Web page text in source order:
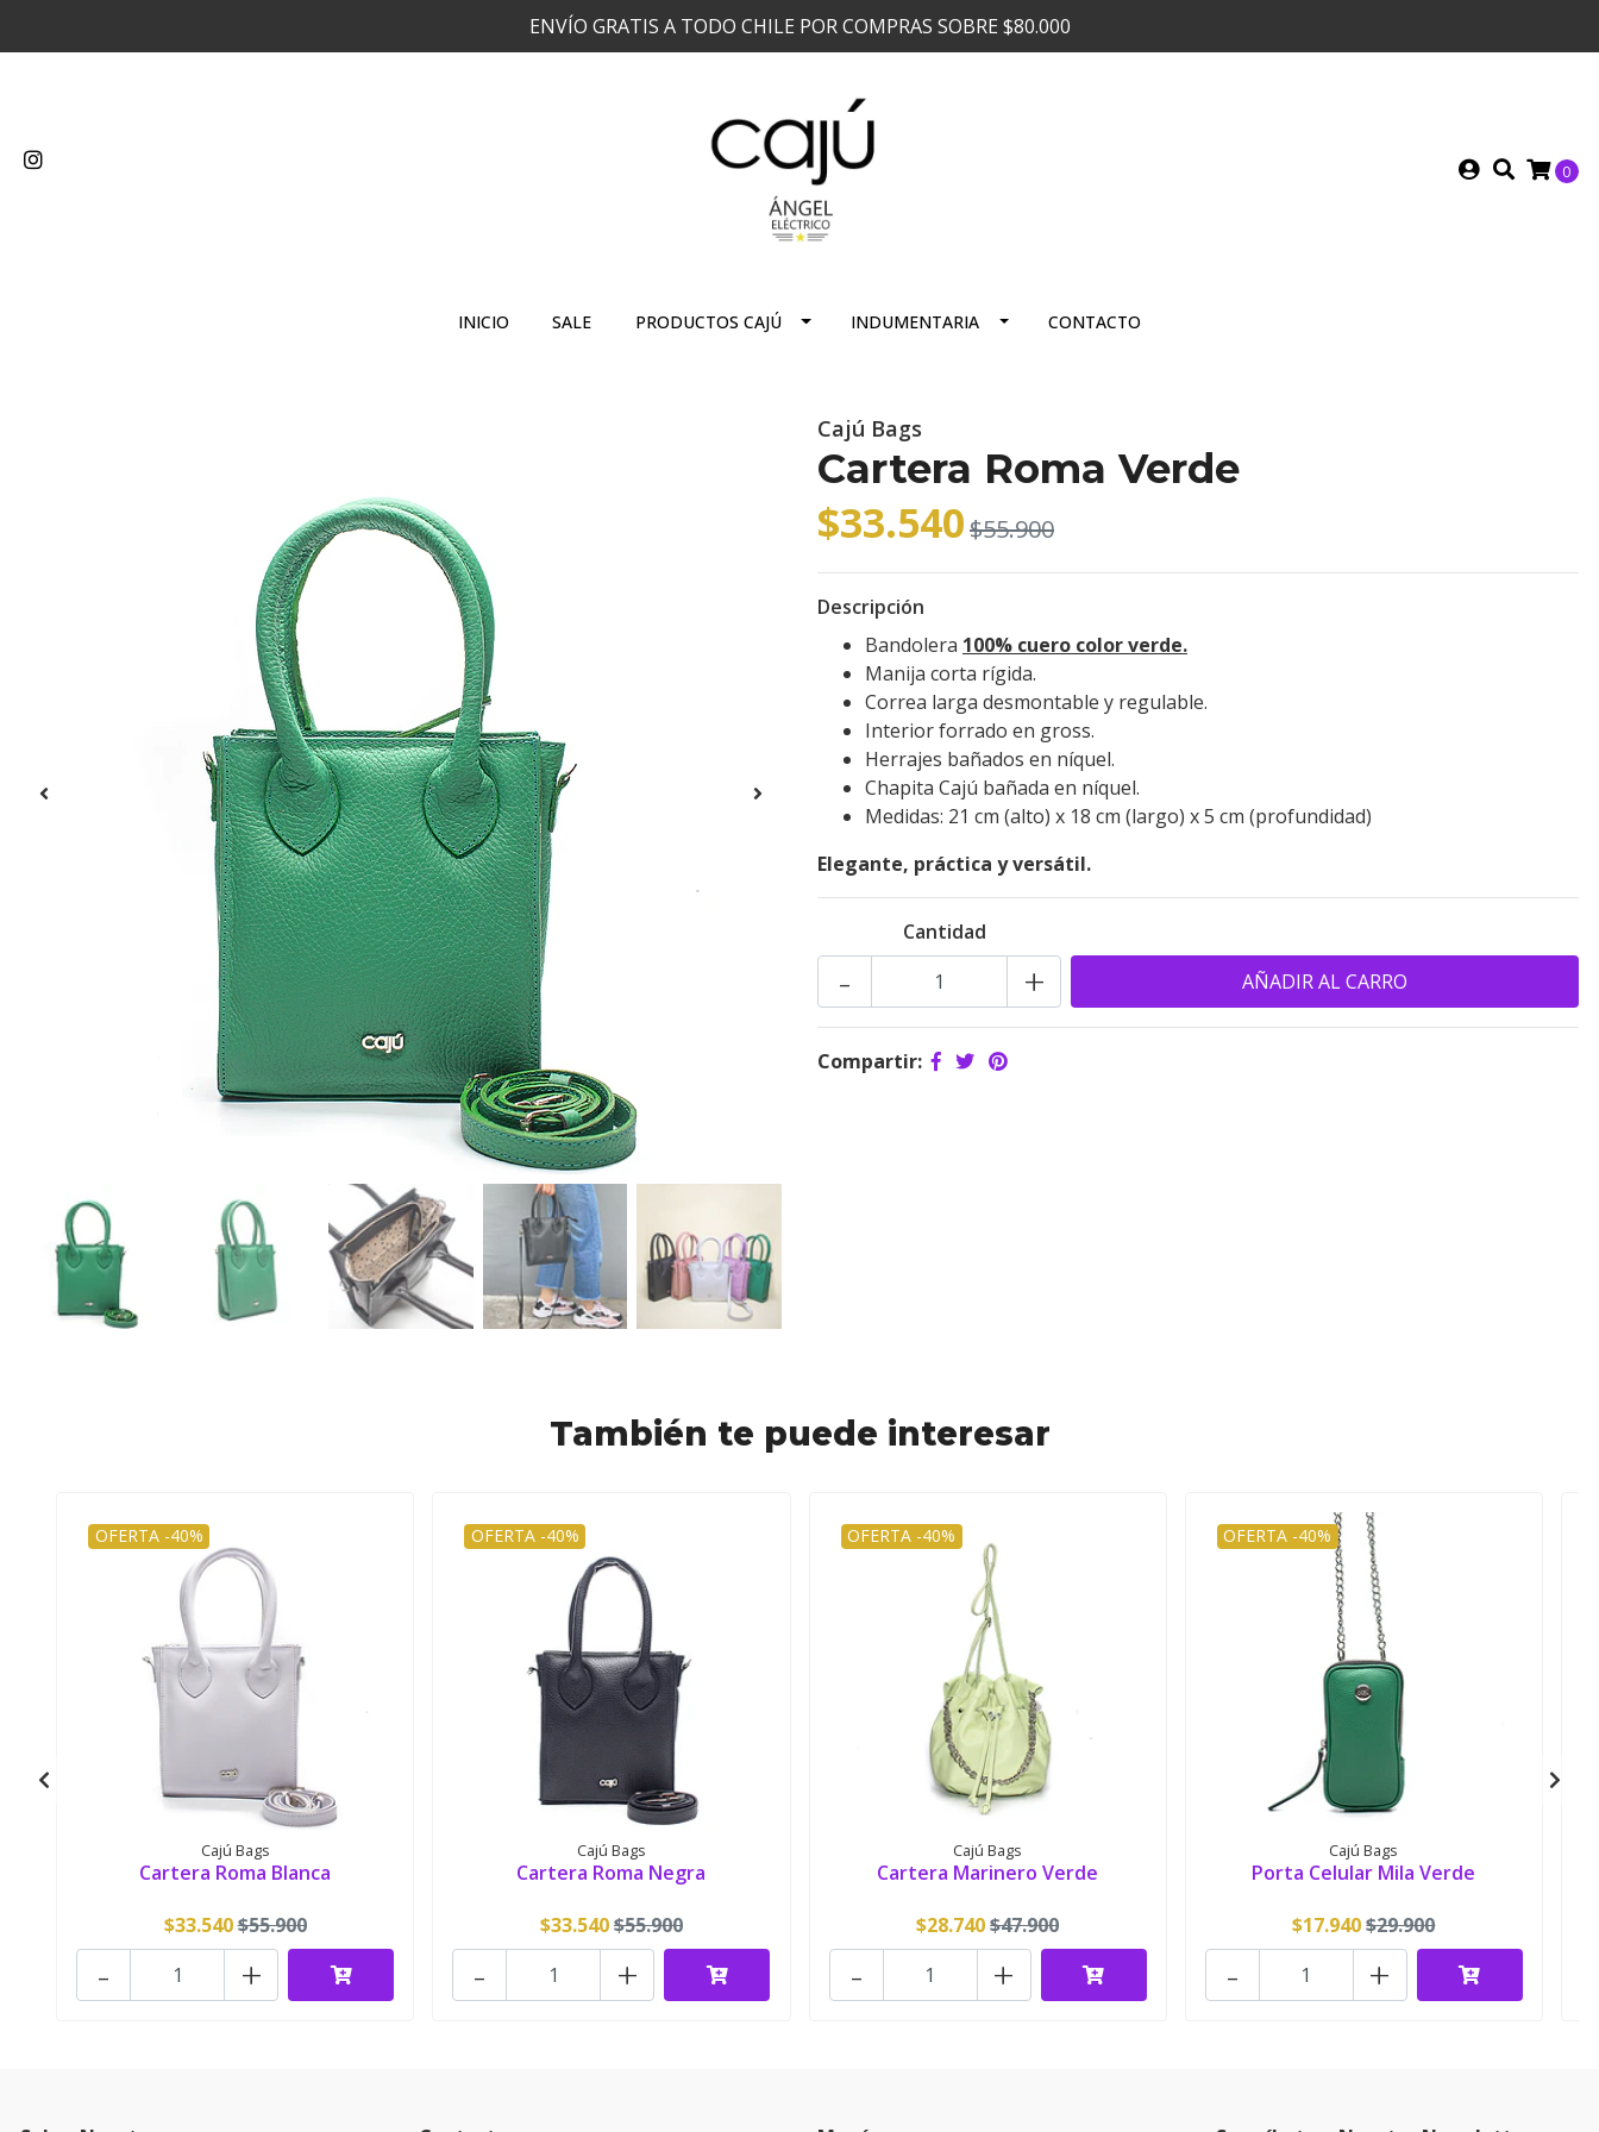
ENVÍO GRATIS A TODO CHILE POR COMPRAS SOBRE $80.000
0
INICIO SALE PRODUCTOS CAJÚ INDUMENTARIA CONTACTO
Cajú Bags
Cartera Roma Verde
$33.540$55.900
Descripción
Bandolera 100% cuero color verde.
Manija corta rígida.
Correa larga desmontable y regulable.
Interior forrado en gross.
Herrajes bañados en níquel.
Chapita Cajú bañada en níquel.
Medidas: 21 cm (alto) x 18 cm (largo) x 5 cm (profundidad)
Elegante, práctica y versátil.
Cantidad
+
-
Compartir:
También te puede interesar
OFERTA -40%
Cajú Bags
Cartera Roma Blanca
$33.540$55.900
+
-
OFERTA -40%
Cajú Bags
Cartera Roma Negra
$33.540$55.900
+
-
OFERTA -40%
Cajú Bags
Cartera Marinero Verde
$28.740$47.900
+
-
OFERTA -40%
Cajú Bags
Porta Celular Mila Verde
$17.940$29.900
+
-